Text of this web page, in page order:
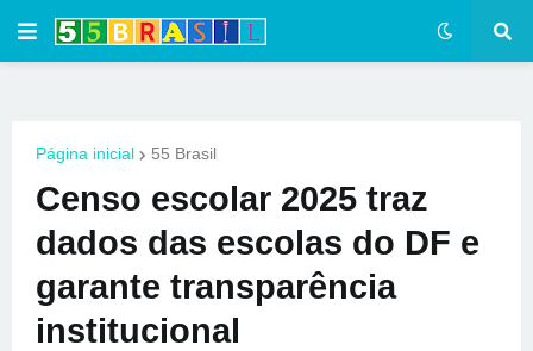
Página inicial 55 Brasil
Censo escolar 2025 traz
dados das escolas do DF e
garante transparência
institucional